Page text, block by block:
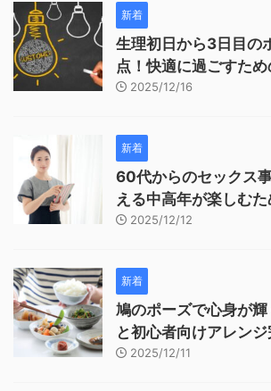
新着
生理初日から3日目の
点！快適に過ごすた
2025/12/16
新着
60代からのセックス
える中高年が楽しむ
2025/12/12
新着
鳩のポーズで心身が
と初心者向けアレン
2025/12/11